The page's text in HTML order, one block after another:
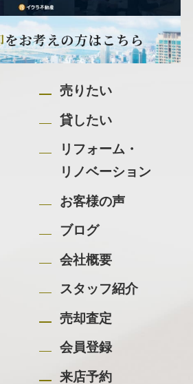
売りたい
貸したい
リフォーム・
リノベーション
お客様の声
ブログ
会社概要
スタッフ紹介
売却査定
会員登録
来店予約